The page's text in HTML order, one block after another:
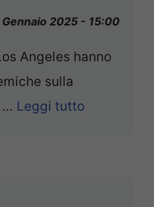
2025 - 15:00
Angeles hanno
sulla
… Leggi tutto